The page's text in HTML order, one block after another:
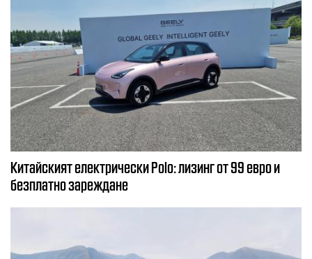
Китайският електрически Polo: лизинг от 99 евро и
безплатно зареждане